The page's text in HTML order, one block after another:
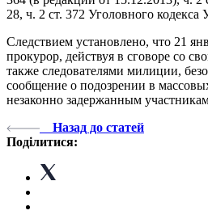
28, ч. 2 ст. 372 Уголовного кодекса
Следствием установлено, что 21
прокурор, действуя в сговоре со
также следователями милиции,
сообщение о подозрении в
незаконно задержанным
Назад до статей
Поділитися: